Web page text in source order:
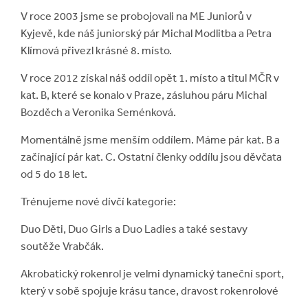
V roce 2003 jsme se probojovali na ME Juniorů v
Kyjevě, kde náš juniorský pár Michal Modlitba a Petra
Klímová přivezl krásné 8. místo.
V roce 2012 získal náš oddíl opět 1. místo a titul MČR v
kat. B, které se konalo v Praze, zásluhou páru Michal
Bozděch a Veronika Seménková.
Momentálně jsme menším oddílem. Máme pár kat. B a
začínající pár kat. C. Ostatní členky oddílu jsou děvčata
od 5 do 18 let.
Trénujeme nové dívčí kategorie:
Duo Děti, Duo Girls a Duo Ladies a také sestavy
soutěže Vrabčák.
Akrobatický rokenrol je velmi dynamický taneční sport,
který v sobě spojuje krásu tance, dravost rokenrolové